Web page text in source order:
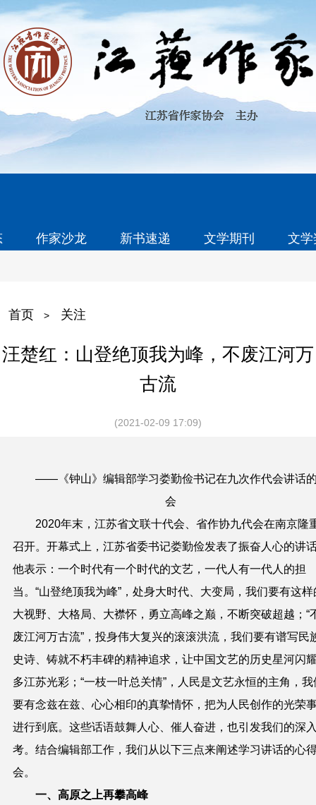
作家沙龙 新书速递 文学期刊 文
首页 > 关注
汪楚红：山登绝顶我为峰，不废江河万
古流
(2021-02-09 17:09)
——《钟山》编辑部学习娄勤俭书记在九次作代会讲话
会
2020年末，江苏省文联十代会、省作协九代会在南京隆
召开。开幕式上，江苏省委书记娄勤俭发表了振奋人心的讲
他表示：一个时代有一个时代的文艺，一代人有一代人的担
当。“山登绝顶我为峰”，处身大时代、大变局，我们要有这样
大视野、大格局、大襟怀，勇立高峰之巅，不断突破超越；“
废江河万古流”，投身伟大复兴的滚滚洪流，我们要有谱写民
史诗、铸就不朽丰碑的精神追求，让中国文艺的历史星河闪
多江苏光彩；“一枝一叶总关情”，人民是文艺永恒的主角，我
要有念兹在兹、心心相印的真挚情怀，把为人民创作的光荣
进行到底。这些话语鼓舞人心、催人奋进，也引发我们的深
考。结合编辑部工作，我们从以下三点来阐述学习讲话的心
会。
一、高原之上再攀高峰